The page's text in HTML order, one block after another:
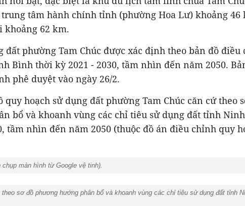
tâm hành chính tỉnh (phường Hoa Lư) khoảng 46
khoảng 62 km.
đất phường Tam Chúc được xác định theo bản đồ điều
Bình thời kỳ 2021 - 2030, tầm nhìn đến năm 2050.
phê duyệt vào ngày 26/2.
hoạch sử dụng đất phường Tam Chúc căn cứ theo
bổ và khoanh vùng các chỉ tiêu sử dụng đất tỉnh
tầm nhìn đến năm 2050 (thuộc đồ án điều chỉnh quy
màn hình từ Google vệ tinh).
sơ đồ phương hướng phân bổ và khoanh vùng các chỉ tiêu sử dụng đất tỉnh